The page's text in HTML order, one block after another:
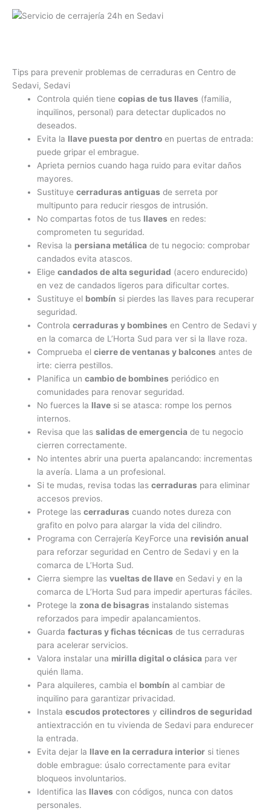
Tips para prevenir problemas de cerraduras en Centro de
Sedavi, Sedavi
Controla quién tienecopias de tus llaves (familia,
inquilinos, personal) para detectar duplicados no
deseados.
Evita la llave puesta por dentro en puertas de entrada:
puede gripar el embrague.
Aprieta pernios cuando haga ruido para evitar daños
mayores.
Sustituyecerraduras antiguas de serreta por
multipunto para reducir riesgos de intrusión.
No compartas fotos de tus llaves en redes:
comprometen tu seguridad.
Revisa la persiana metálica de tu negocio: comprobar
candados evita atascos.
Eligecandados de alta seguridad (acero endurecido)
en vez de candados ligeros para dificultar cortes.
Sustituye el bombín si pierdes las llaves para recuperar
seguridad.
Controlacerraduras y bombines en Centro de Sedavi y
en la comarca de L’Horta Sud para ver si la llave roza.
Comprueba elcierre de ventanas y balcones antes de
irte: cierra pestillos.
Planifica uncambio de bombines periódico en
comunidades para renovar seguridad.
No fuerces la llave si se atasca: rompe los pernos
internos.
Revisa que lassalidas de emergencia de tu negocio
cierren correctamente.
No intentes abrir una puerta apalancando: incrementas
la avería. Llama a un profesional.
Si te mudas, revisa todas lascerraduras para eliminar
accesos previos.
Protege lascerraduras cuando notes dureza con
grafito en polvo para alargar la vida del cilindro.
Programa con Cerrajería KeyForce una revisión anual
para reforzar seguridad en Centro de Sedavi y en la
comarca de L’Horta Sud.
Cierra siempre lasvueltas de llave en Sedavi y en la
comarca de L’Horta Sud para impedir aperturas fáciles.
Protege lazona de bisagras instalando sistemas
reforzados para impedir apalancamientos.
Guardafacturas y fichas técnicas de tus cerraduras
para acelerar servicios.
Valora instalar una mirilla digital o clásica para ver
quién llama.
Para alquileres, cambia el bombín al cambiar de
inquilino para garantizar privacidad.
Instalaescudos protectores ycilindros de seguridad
antiextracción en tu vivienda de Sedavi para endurecer
la entrada.
Evita dejar la llave en la cerradura interior si tienes
doble embrague: úsalo correctamente para evitar
bloqueos involuntarios.
Identifica las llaves con códigos, nunca con datos
personales.